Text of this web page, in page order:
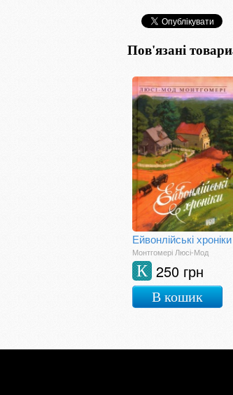
Пов'язані товари
Ейвонлійські хроніки
Монтгомері Люсі-Мод
250 грн
К
В кошик